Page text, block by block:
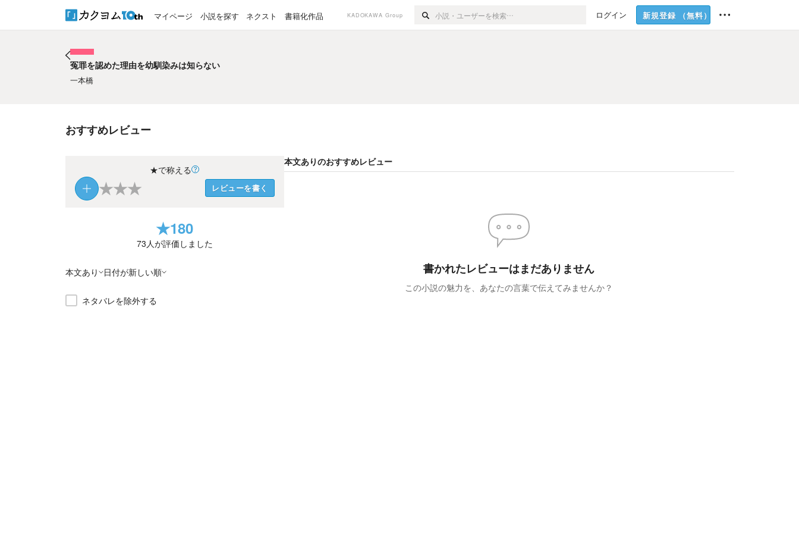
マイページ 小説を探す ネクスト 書籍化作品 KADOKAWA Group ログイン 新規登録 （無料）
冤罪を認めた理由を幼馴染みは知らない
一本橋
おすすめレビュー
★で称える
★★★ レビューを書く
★180
73人が評価しました
本文あり 日付が新しい順
ネタバレを除外する
本文ありのおすすめレビュー
書かれたレビューはまだありません
この小説の魅力を、あなたの言葉で伝えてみませんか？